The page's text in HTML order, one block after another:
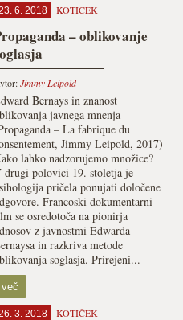
6. 2018 KOTIČEK
– oblikovanje
Jimmy Leipold
Bernays in znanost
javnega mnenja
– La fabrique du
Jimmy Leipold, 2017)
lahko nadzorujemo množice?
drugi polovici 19. stoletja je
pričela ponujati določene
Francoski dokumentarni
se osredotoča na pionirja
z javnostmi Edwarda
in razkriva metode
soglasja. Prirejeni...
več
3. 2018 KOTIČEK